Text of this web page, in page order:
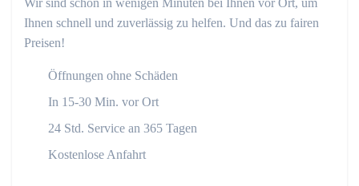
Wir sind schon in wenigen Minuten bei Ihnen vor Ort, um
Ihnen schnell und zuverlässig zu helfen. Und das zu fairen
Preisen!
Öffnungen ohne Schäden
In 15-30 Min. vor Ort
24 Std. Service an 365 Tagen
Kostenlose Anfahrt